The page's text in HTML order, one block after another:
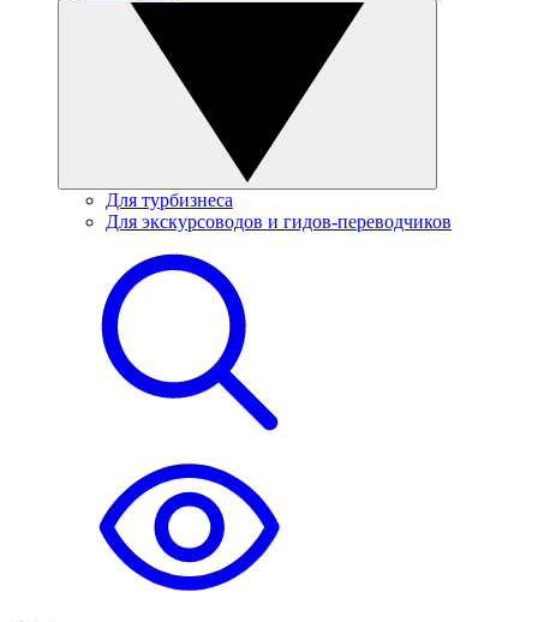
Для турбизнеса
Для экскурсоводов и гидов-переводчиков